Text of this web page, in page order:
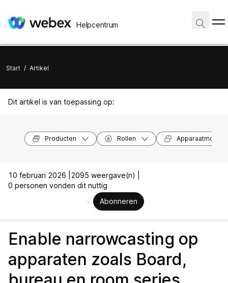
Helpcentrum
Start / Artikel
Dit artikel is van toepassing op:
Producten Rollen
10 februari 2026 |
2095 weergave(n) |
0 personen vonden dit nuttig
Abonneren
Enable narrowcasting op
apparaten zoals Board,